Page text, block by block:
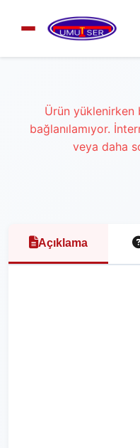
Ürün yüklenirken
bağlanılamıyor.
veya daha
Açıklama